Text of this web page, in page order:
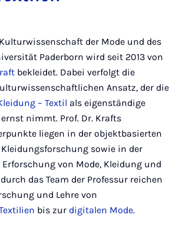
der Mode und des
Paderborn wird seit 2013 von
bekleidet. Dabei verfolgt die
Ansatz, der die
– Textil als eigenständige
nimmt. Prof. Dr. Krafts
liegen in der objektbasierten
sowie in der
von Mode, Kleidung und
das Team der Professur reichen
und Lehre von
bis zur digitalen Mode.